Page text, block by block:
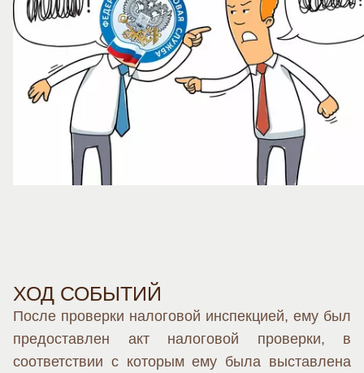
ХОД СОБЫТИЙ
После проверки налоговой инспекцией, ему был
предоставлен акт налоговой проверки, в
соответствии с которым ему была выставлена